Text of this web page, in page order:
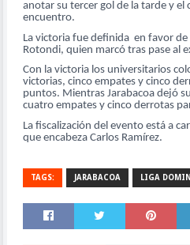
anotar su tercer gol de la tarde y el
encuentro.
La victoria fue definida en favor
Rotondi, quien marcó tras pase al
Con la victoria los universitarios
victorias, cinco empates y cinco
puntos. Mientras Jarabacoa dejó
cuatro empates y cinco derrotas
La fiscalización del evento está a
que encabeza Carlos Ramírez.
TAGS: JARABACOA LIGA